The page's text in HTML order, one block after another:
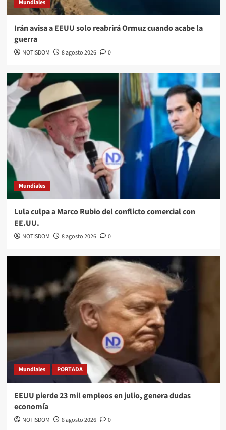
Mundiales
Irán avisa a EEUU solo reabrirá Ormuz cuando acabe la
guerra
NOTISDOM 8 agosto 2026 0
Mundiales
Lula culpa a Marco Rubio del conflicto comercial con
EE.UU.
NOTISDOM 8 agosto 2026 0
Mundiales PORTADA
EEUU pierde 23 mil empleos en julio, genera dudas
economía
NOTISDOM 8 agosto 2026 0